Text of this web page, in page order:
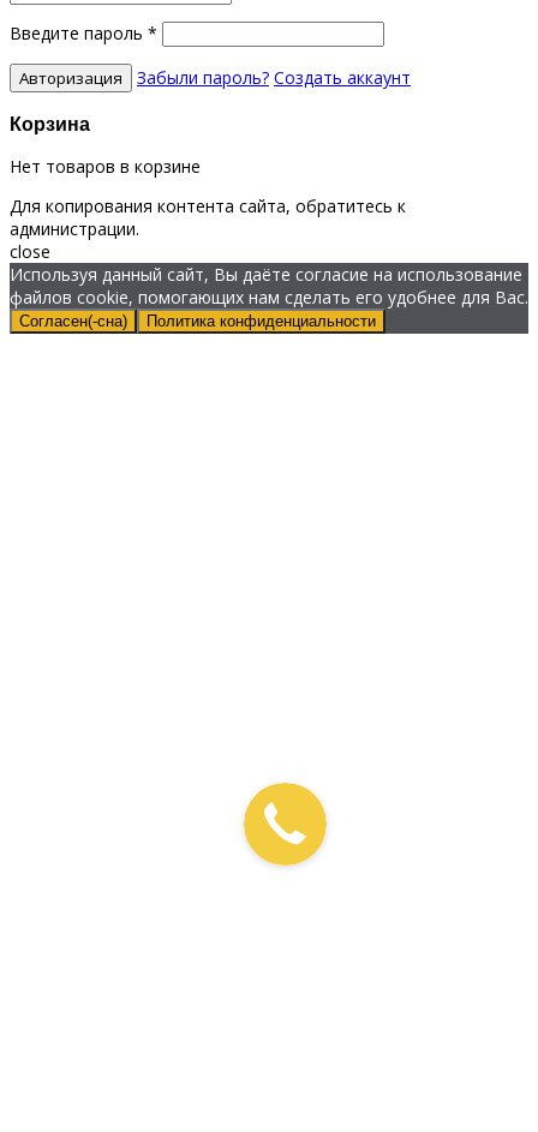
Введите пароль *
Забыли пароль? Создать аккаунт
Корзина
Нет товаров в корзине
Для копирования контента сайта, обратитесь к
администрации.
close
Используя данный сайт, Вы даёте согласие на использование
файлов cookie, помогающих нам сделать его удобнее для Вас.
Согласен(-сна) Политика конфиденциальности